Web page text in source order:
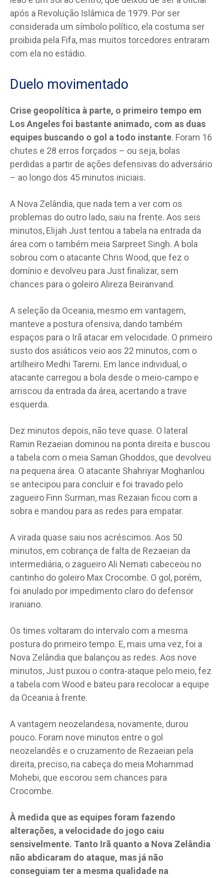
após a Revolução Islâmica de 1979. Por ser
considerada um símbolo político, ela costuma ser
proibida pela Fifa, mas muitos torcedores entraram
com ela no estádio.
Duelo movimentado
Crise geopolítica à parte, o primeiro tempo em
Los Angeles foi bastante animado, com as duas
equipes buscando o gol a todo instante. Foram 16
chutes e 28 erros forçados – ou seja, bolas
perdidas a partir de ações defensivas do adversário
– ao longo dos 45 minutos iniciais.
A Nova Zelândia, que nada tem a ver com os
problemas do outro lado, saiu na frente. Aos seis
minutos, Elijah Just tentou a tabela na entrada da
área com o também meia Sarpreet Singh. A bola
sobrou com o atacante Chris Wood, que fez o
domínio e devolveu para Just finalizar, sem
chances para o goleiro Alireza Beiranvand.
A seleção da Oceania, mesmo em vantagem,
manteve a postura ofensiva, dando também
espaços para o Irã atacar em velocidade. O primeiro
susto dos asiáticos veio aos 22 minutos, com o
artilheiro Medhi Taremi. Em lance individual, o
atacante carregou a bola desde o meio-campo e
arriscou da entrada da área, acertando a trave
esquerda.
Dez minutos depois, não teve quase. O lateral
Ramin Rezaeian dominou na ponta direita e buscou
a tabela com o meia Saman Ghoddos, que devolveu
na pequena área. O atacante Shahriyar Moghanlou
se antecipou para concluir e foi travado pelo
zagueiro Finn Surman, mas Rezaian ficou com a
sobra e mandou para as redes para empatar.
A virada quase saiu nos acréscimos. Aos 50
minutos, em cobrança de falta de Rezaeian da
intermediária, o zagueiro Ali Nemati cabeceou no
cantinho do goleiro Max Crocombe. O gol, porém,
foi anulado por impedimento claro do defensor
iraniano.
Os times voltaram do intervalo com a mesma
postura do primeiro tempo. E, mais uma vez, foi a
Nova Zelândia que balançou as redes. Aos nove
minutos, Just puxou o contra-ataque pelo meio, fez
a tabela com Wood e bateu para recolocar a equipe
da Oceania à frente.
A vantagem neozelandesa, novamente, durou
pouco. Foram nove minutos entre o gol
neozelandês e o cruzamento de Rezaeian pela
direita, preciso, na cabeça do meia Mohammad
Mohebi, que escorou sem chances para
Crocombe.
À medida que as equipes foram fazendo
alterações, a velocidade do jogo caiu
sensivelmente. Tanto Irã quanto a Nova Zelândia
não abdicaram do ataque, mas já não
conseguiam ter a mesma qualidade na